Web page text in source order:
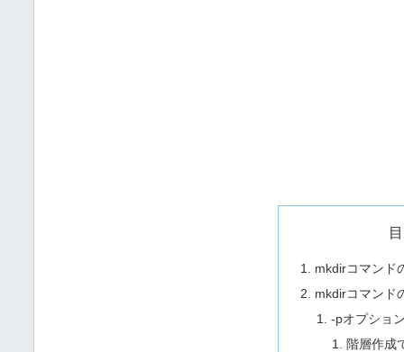
mkdirコマンド
mkdirコマンド
-pオプショ
階層作成